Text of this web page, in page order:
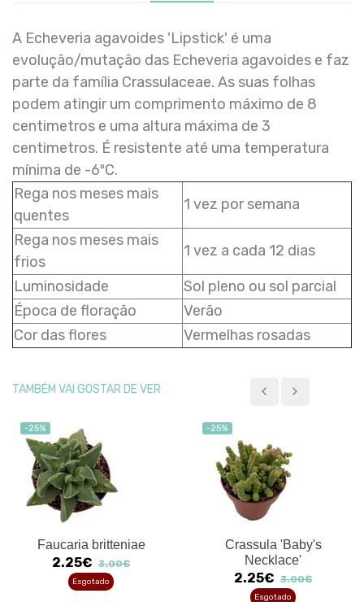
A Echeveria agavoides 'Lipstick' é uma
evolução/mutação das Echeveria agavoides e faz
parte da família Crassulaceae. As suas folhas
podem atingir um comprimento máximo de 8
centimetros e uma altura máxima de 3
centimetros. É resistente até uma temperatura
mínima de -6ºC.
Rega nos meses mais
quentes
1 vez por semana
Rega nos meses mais
frios
1 vez a cada 12 dias
Luminosidade
Sol pleno ou sol parcial
Época de floração
Verão
Cor das flores
Vermelhas rosadas
TAMBÉM VAI GOSTAR DE VER
-25%
Faucaria britteniae
2.25€ 3.00€
Esgotado
-25%
Crassula 'Baby's
Necklace'
2.25€ 3.00€
Esgotado